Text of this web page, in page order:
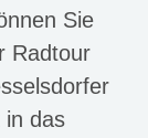
Sie
Radtour
in das